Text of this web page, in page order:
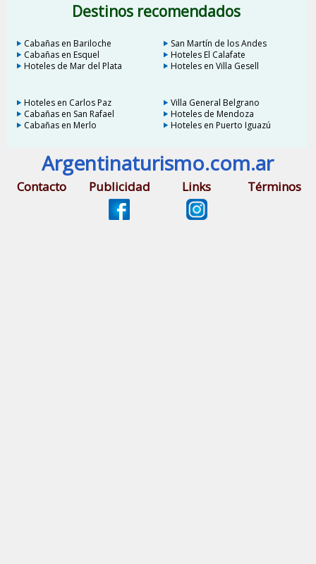
Destinos recomendados
Cabañas en Bariloche
San Martín de los Andes
Cabañas en Esquel
Hoteles El Calafate
Hoteles de Mar del Plata
Hoteles en Villa Gesell
Hoteles en Carlos Paz
Villa General Belgrano
Cabañas en San Rafael
Hoteles de Mendoza
Cabañas en Merlo
Hoteles en Puerto Iguazú
Argentinaturismo.com.ar
Contacto Publicidad Links Términos